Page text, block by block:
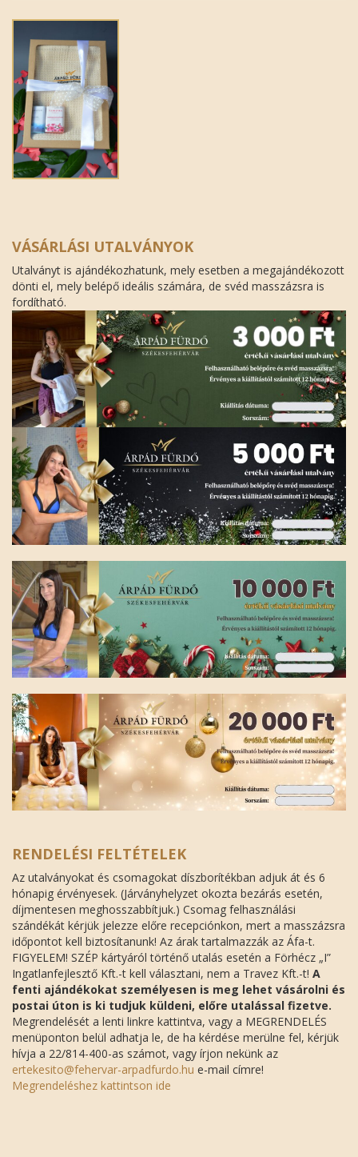
VÁSÁRLÁSI UTALVÁNYOK
Utalványt is ajándékozhatunk, mely esetben a megajándékozott
dönti el, mely belépő ideális számára, de svéd masszázsra is
fordítható.
RENDELÉSI FELTÉTELEK
Az utalványokat és csomagokat díszborítékban adjuk át és 6
hónapig érvényesek. (Járványhelyzet okozta bezárás esetén,
díjmentesen meghosszabbítjuk.) Csomag felhasználási
szándékát kérjük jelezze előre recepciónkon, mert a masszázsra
időpontot kell biztosítanunk! Az árak tartalmazzák az Áfa-t.
FIGYELEM! SZÉP kártyáról történő utalás esetén a Förhécz „I”
Ingatlanfejlesztő Kft.-t kell választani, nem a Travez Kft.-t! A
fenti ajándékokat személyesen is meg lehet vásárolni és
postai úton is ki tudjuk küldeni, előre utalással fizetve.
Megrendelését a lenti linkre kattintva, vagy a MEGRENDELÉS
menüponton belül adhatja le, de ha kérdése merülne fel, kérjük
hívja a 22/814-400-as számot, vagy írjon nekünk az
ertekesito@fehervar-arpadfurdo.hu e-mail címre!
Megrendeléshez kattintson ide